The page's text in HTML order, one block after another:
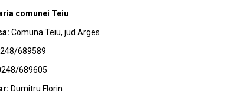
comunei Teiu
Comuna Teiu, jud Arges
689589
689605
Dumitru Florin